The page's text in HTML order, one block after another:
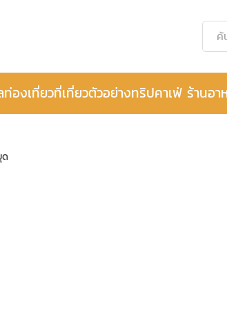
องเที่ยวที่เที่ยวตัวอย่างทริปคาเฟ่ ร้านอา
ด